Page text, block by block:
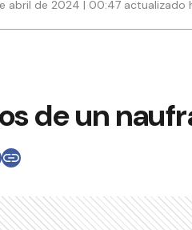
abril de 2024 | 00:47 actualizado
de un